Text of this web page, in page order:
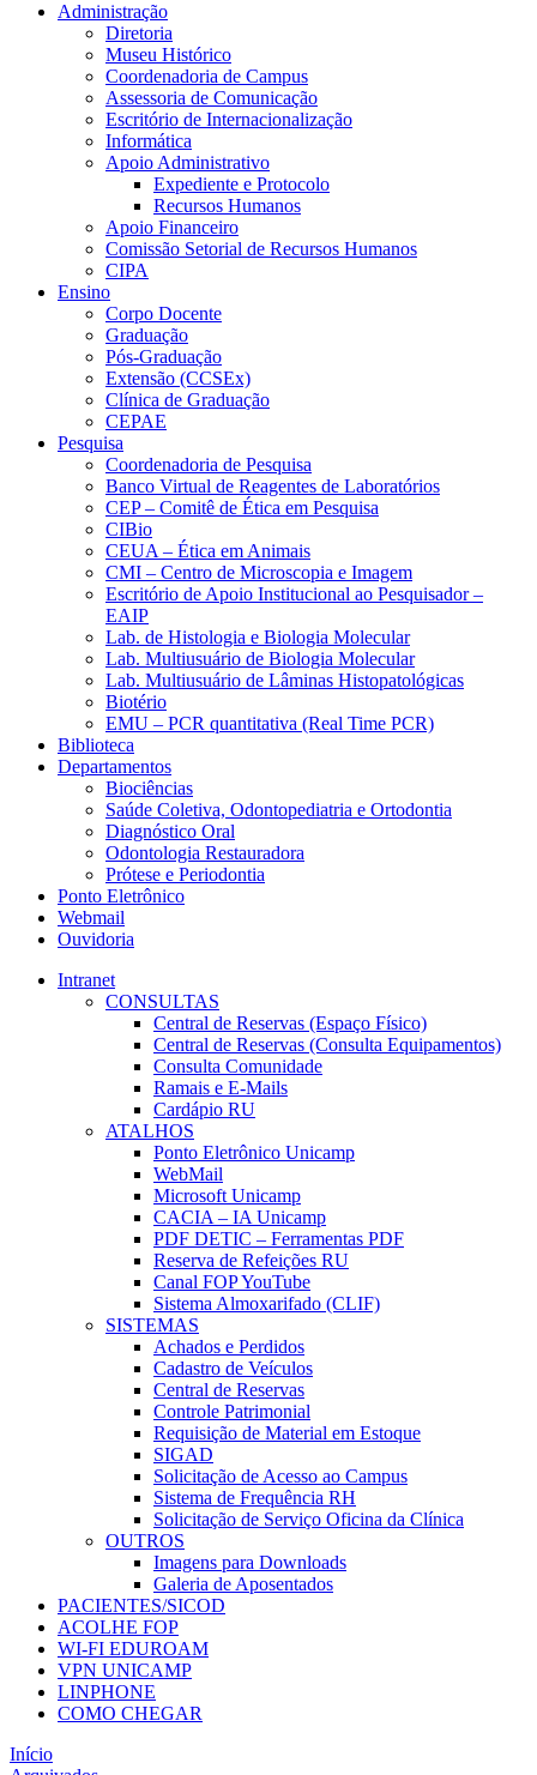
Administração
Diretoria
Museu Histórico
Coordenadoria de Campus
Assessoria de Comunicação
Escritório de Internacionalização
Informática
Apoio Administrativo
Expediente e Protocolo
Recursos Humanos
Apoio Financeiro
Comissão Setorial de Recursos Humanos
CIPA
Ensino
Corpo Docente
Graduação
Pós-Graduação
Extensão (CCSEx)
Clínica de Graduação
CEPAE
Pesquisa
Coordenadoria de Pesquisa
Banco Virtual de Reagentes de Laboratórios
CEP – Comitê de Ética em Pesquisa
CIBio
CEUA – Ética em Animais
CMI – Centro de Microscopia e Imagem
Escritório de Apoio Institucional ao Pesquisador –
EAIP
Lab. de Histologia e Biologia Molecular
Lab. Multiusuário de Biologia Molecular
Lab. Multiusuário de Lâminas Histopatológicas
Biotério
EMU – PCR quantitativa (Real Time PCR)
Biblioteca
Departamentos
Biociências
Saúde Coletiva, Odontopediatria e Ortodontia
Diagnóstico Oral
Odontologia Restauradora
Prótese e Periodontia
Ponto Eletrônico
Webmail
Ouvidoria
Intranet
CONSULTAS
Central de Reservas (Espaço Físico)
Central de Reservas (Consulta Equipamentos)
Consulta Comunidade
Ramais e E-Mails
Cardápio RU
ATALHOS
Ponto Eletrônico Unicamp
WebMail
Microsoft Unicamp
CACIA – IA Unicamp
PDF DETIC – Ferramentas PDF
Reserva de Refeições RU
Canal FOP YouTube
Sistema Almoxarifado (CLIF)
SISTEMAS
Achados e Perdidos
Cadastro de Veículos
Central de Reservas
Controle Patrimonial
Requisição de Material em Estoque
SIGAD
Solicitação de Acesso ao Campus
Sistema de Frequência RH
Solicitação de Serviço Oficina da Clínica
OUTROS
Imagens para Downloads
Galeria de Aposentados
PACIENTES/SICOD
ACOLHE FOP
WI-FI EDUROAM
VPN UNICAMP
LINPHONE
COMO CHEGAR
Início